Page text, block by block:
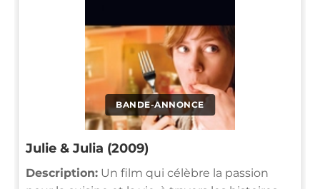
BANDE-ANNONCE
Julie & Julia (2009)
Description: Un film qui célèbre la passion